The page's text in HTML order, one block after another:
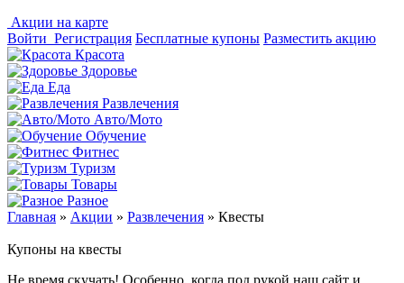
Акции на карте
Войти Регистрация Бесплатные купоны Разместить акцию
Красота
Здоровье
Еда
Развлечения
Авто/Мото
Обучение
Фитнес
Туризм
Товары
Разное
Главная » Акции » Развлечения » Квесты
Купоны на квесты
Не время скучать! Особенно, когда под рукой наш сайт и